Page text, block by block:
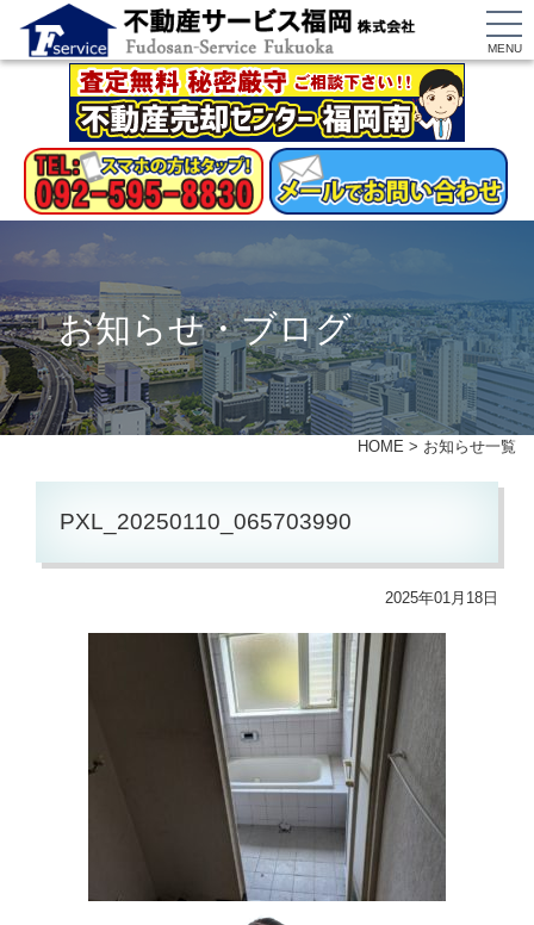
MENU
お知らせ・ブログ
HOME > お知らせ一覧
PXL_20250110_065703990
2025年01月18日